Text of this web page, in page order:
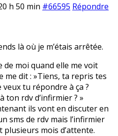
h 50 min #66595 Répondre
là où je m’étais arrêtée.
de moi quand elle me voit
me dit : »Tiens, ta repris tes
veux tu répondre à ça ?
ton rdv d’infirmier ? »
ils vont en discuter en
sms de rdv mais l’infirmier
plusieurs mois d’attente.